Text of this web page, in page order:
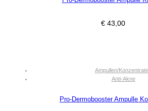
€ 43,00
Ampullen/Konzentrate
Anti-Akne
Pro-Dermobooster Ampulle